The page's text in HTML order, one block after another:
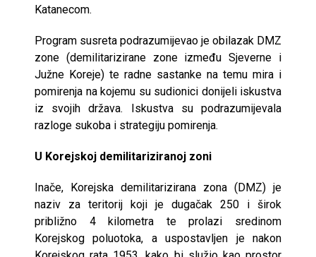
Katanecom.
Program susreta podrazumijevao je obilazak DMZ
zone (demilitarizirane zone između Sjeverne i
Južne Koreje) te radne sastanke na temu mira i
pomirenja na kojemu su sudionici donijeli iskustva
iz svojih država. Iskustva su podrazumijevala
razloge sukoba i strategiju pomirenja.
U Korejskoj demilitariziranoj zoni
Inače, Korejska demilitarizirana zona (DMZ) je
naziv za teritorij koji je dugačak 250 i širok
približno 4 kilometra te prolazi sredinom
Korejskog poluotoka, a uspostavljen je nakon